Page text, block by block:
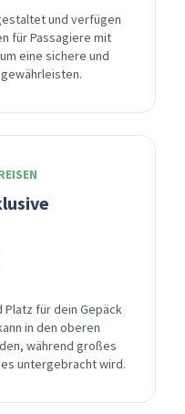
und verfügen
für Passagiere mit
eine sichere und
Platz für dein Gepäck
in den oberen
während großes
untergebracht wird.